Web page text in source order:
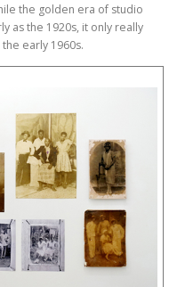
the golden era of studio
as the 1920s, it only really
early 1960s.